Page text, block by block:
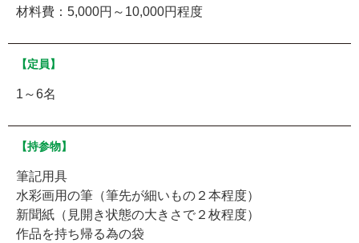
材料費：5,000円～10,000円程度
【定員】
1～6名
【持参物】
筆記用具
水彩画用の筆（筆先が細いもの２本程度）
新聞紙（見開き状態の大きさで２枚程度）
作品を持ち帰る為の袋